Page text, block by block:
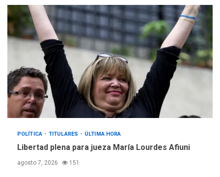
POLÍTICA TITULARES ÚLTIMA HORA
Libertad plena para jueza María Lourdes Afiuni
agosto 7, 2026 151